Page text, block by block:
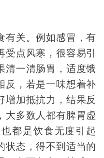
有关。例如感冒，有
点风寒，很容易引
清一清肠胃，适度饿
反，若是一味想着补
增加抵抗力，结果反
大多数人都有脾胃虚
都是饮食无度引起
状态，得不到适当的